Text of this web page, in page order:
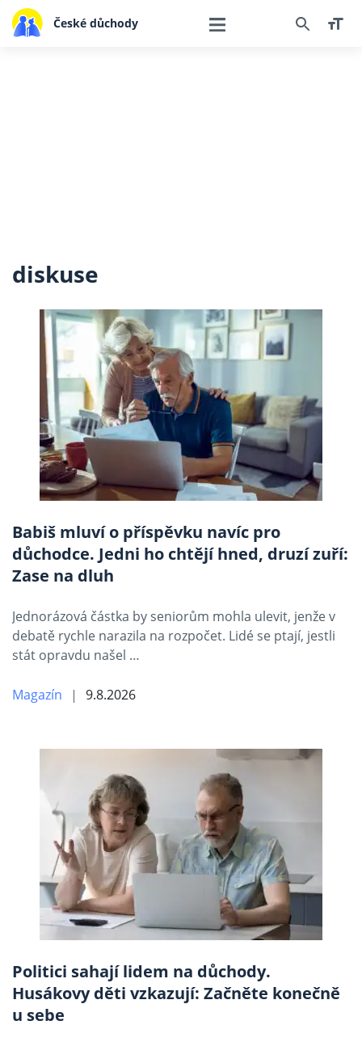
České důchody
diskuse
Babiš mluví o příspěvku navíc pro
důchodce. Jedni ho chtějí hned, druzí zuří:
Zase na dluh
Jednorázová částka by seniorům mohla ulevit, jenže v
debatě rychle narazila na rozpočet. Lidé se ptají, jestli
stát opravdu našel …
Magazín 9.8.2026
Politici sahají lidem na důchody.
Husákovy děti vzkazují: Začněte konečně
u sebe